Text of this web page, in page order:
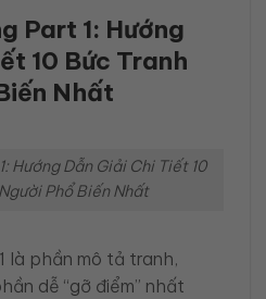
Part 1: Hướng
10 Bức Tranh
Nhất
Hướng Dẫn Giải Chi Tiết 10
Phổ Biến Nhất
là phần mô tả tranh,
dễ “gỡ điểm” nhất